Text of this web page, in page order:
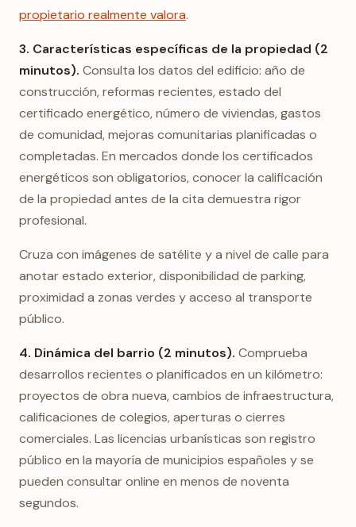
propietario realmente valora.
3. Características específicas de la propiedad (2
minutos). Consulta los datos del edificio: año de
construcción, reformas recientes, estado del
certificado energético, número de viviendas, gastos
de comunidad, mejoras comunitarias planificadas o
completadas. En mercados donde los certificados
energéticos son obligatorios, conocer la calificación
de la propiedad antes de la cita demuestra rigor
profesional.
Cruza con imágenes de satélite y a nivel de calle para
anotar estado exterior, disponibilidad de parking,
proximidad a zonas verdes y acceso al transporte
público.
4. Dinámica del barrio (2 minutos). Comprueba
desarrollos recientes o planificados en un kilómetro:
proyectos de obra nueva, cambios de infraestructura,
calificaciones de colegios, aperturas o cierres
comerciales. Las licencias urbanísticas son registro
público en la mayoría de municipios españoles y se
pueden consultar online en menos de noventa
segundos.